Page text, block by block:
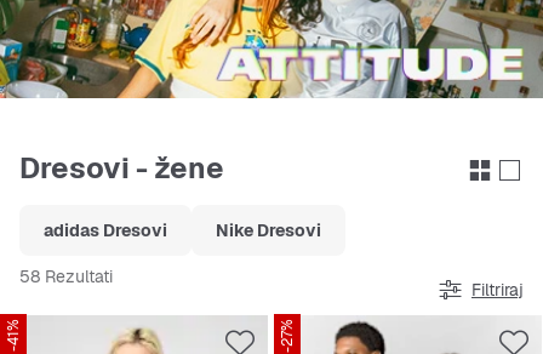
Dresovi - žene
adidas Dresovi Nike Dresovi
58 Rezultati
Filtriraj
-41% -27%